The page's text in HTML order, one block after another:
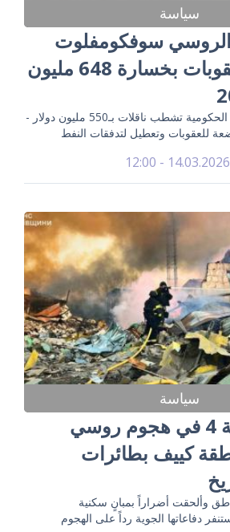
سياسة
الروسي سوفكومفلوت
ينهار تحت العقوبات بخسارة 648 مليون
شركة الشحن الروسية الحكومية تشطب ناقلات بـ550 مليون دولار -
14.03.2026 - 12:00
سياسة
مقتل 3 وإصابة 4 في هجوم روسي
كييف بطائرات
استهدفت 4 مناطق وألحقت أضراراً بمبانٍ سكنية
دفاعاتها الجوية رداً على الهجوم